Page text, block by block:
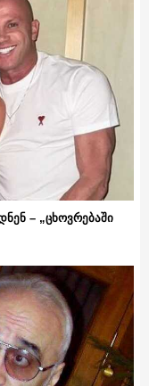
– „ცხოვრებაში